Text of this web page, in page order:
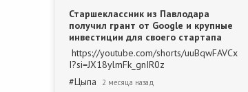
Старшеклассник из Павлодара
получил грант от Google и крупные
инвестиции для своего стартапа
https://youtube.com/shorts/uuBqwFAVCx
I?si=JX18ylmFk_gnIR0z
#Цыпа 2 месяца назад